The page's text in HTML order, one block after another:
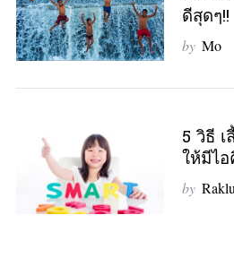
ดีสุดๆ!!
by Mo
5 วิธี เ
ให้มีไอ
by